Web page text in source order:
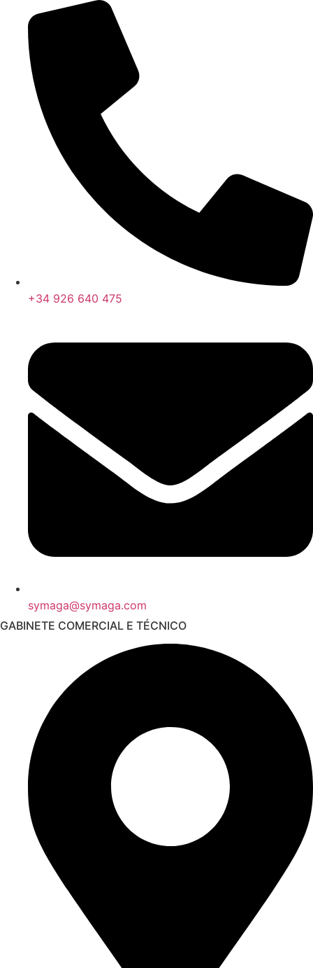
+34 926 640 475
symaga@symaga.com
GABINETE COMERCIAL E TÉCNICO